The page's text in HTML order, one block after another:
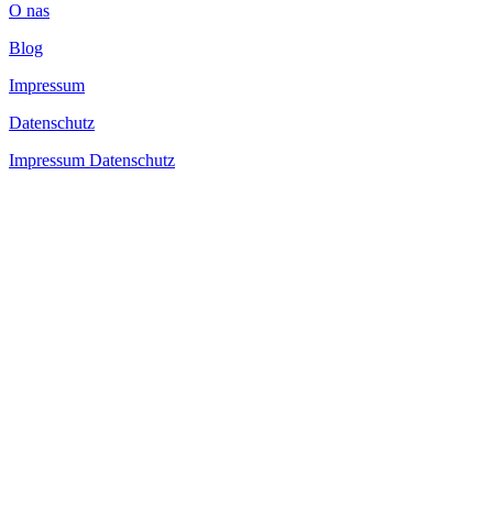
O nas
Blog
Impressum
Datenschutz
Impressum Datenschutz